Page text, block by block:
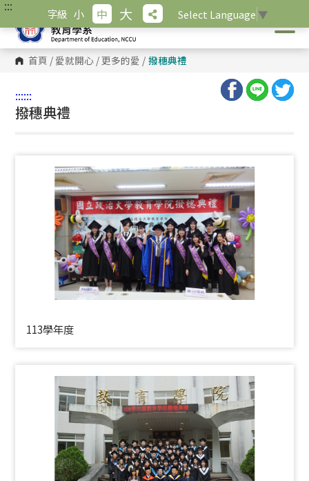
跳
主
內
容
::: 字級 小 中 大 Select Language ▼
首頁 / 愛就開心 /更多的愛 / 撥穗典禮
::::::
撥穗典禮
113學年度